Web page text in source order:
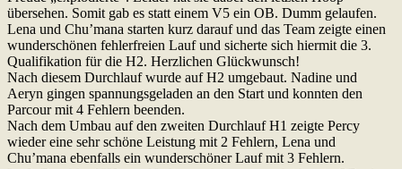
übersehen. Somit gab es statt einem V5 ein OB. Dumm gelaufen.
Lena und Chu’mana starten kurz darauf und das Team zeigte einen
wunderschönen fehlerfreien Lauf und sicherte sich hiermit die 3.
Qualifikation für die H2. Herzlichen Glückwunsch!
Nach diesem Durchlauf wurde auf H2 umgebaut. Nadine und
Aeryn gingen spannungsgeladen an den Start und konnten den
Parcour mit 4 Fehlern beenden.
Nach dem Umbau auf den zweiten Durchlauf H1 zeigte Percy
wieder eine sehr schöne Leistung mit 2 Fehlern, Lena und
Chu’mana ebenfalls ein wunderschöner Lauf mit 3 Fehlern.